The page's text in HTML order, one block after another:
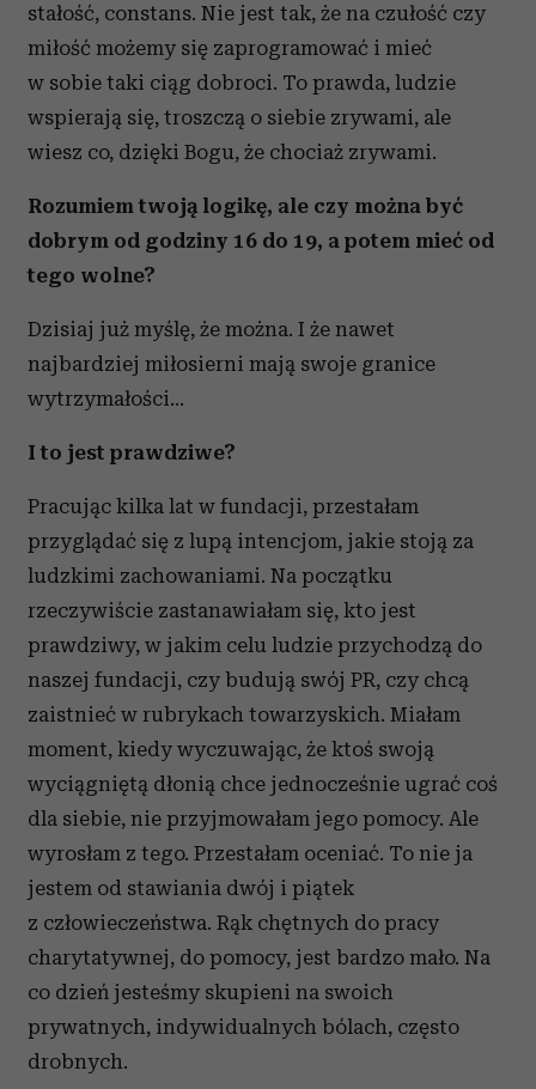
stałość, constans. Nie jest tak, że na czułość czy
miłość możemy się zaprogramować i mieć
w sobie taki ciąg dobroci. To prawda, ludzie
wspierają się, troszczą o siebie zrywami, ale
wiesz co, dzięki Bogu, że chociaż zrywami.
Rozumiem twoją logikę, ale czy można być
dobrym od godziny 16 do 19, a potem mieć od
tego wolne?
Dzisiaj już myślę, że można. I że nawet
najbardziej miłosierni mają swoje granice
wytrzymałości...
I to jest prawdziwe?
Pracując kilka lat w fundacji, przestałam
przyglądać się z lupą intencjom, jakie stoją za
ludzkimi zachowaniami. Na początku
rzeczywiście zastanawiałam się, kto jest
prawdziwy, w jakim celu ludzie przychodzą do
naszej fundacji, czy budują swój PR, czy chcą
zaistnieć w rubrykach towarzyskich. Miałam
moment, kiedy wyczuwając, że ktoś swoją
wyciągniętą dłonią chce jednocześnie ugrać coś
dla siebie, nie przyjmowałam jego pomocy. Ale
wyrosłam z tego. Przestałam oceniać. To nie ja
jestem od stawiania dwój i piątek
z człowieczeństwa. Rąk chętnych do pracy
charytatywnej, do pomocy, jest bardzo mało. Na
co dzień jesteśmy skupieni na swoich
prywatnych, indywidualnych bólach, często
drobnych.